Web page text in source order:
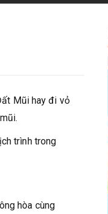
Mũi hay đi vỏ
trình trong
hòa cùng